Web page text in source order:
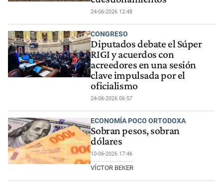
24-06-2026 12:48
CONGRESO
Diputados debate el Súper
RIGI y acuerdos con
acreedores en una sesión
clave impulsada por el
oficialismo
24-06-2026 06:57
ECONOMÍA POCO ORTODOXA
Sobran pesos, sobran
dólares
10-06-2026 17:46
VÍCTOR BEKER